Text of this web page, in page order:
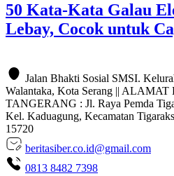
50 Kata-Kata Galau
Lebay, Cocok untuk
Jalan Bhakti Sosial SMSI.
Walantaka, Kota Serang ||
TANGERANG : Jl. Raya Pemda
Kel. Kaduagung, Kecamatan
15720
beritasiber.co.id@gmail.com
0813 8482 7398